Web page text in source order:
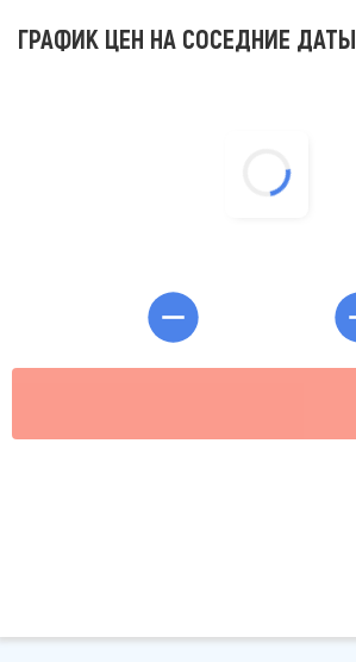
ГРАФИК ЦЕН НА СОСЕДНИЕ ДАТЫ